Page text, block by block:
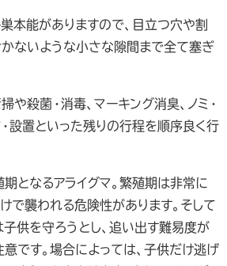
本能がありますので、目立つ穴や割
ないような小さな隙間まで全て塞ぎ
や殺菌・消毒、マーキング消臭、ノミ・
設置といった残りの行程を順序良く行
となるアライグマ。繁殖期は非常に
で襲われる危険性があります。そして
供を守ろうとし、追い出す難易度が
です。場合によっては、子供だけ逃げ